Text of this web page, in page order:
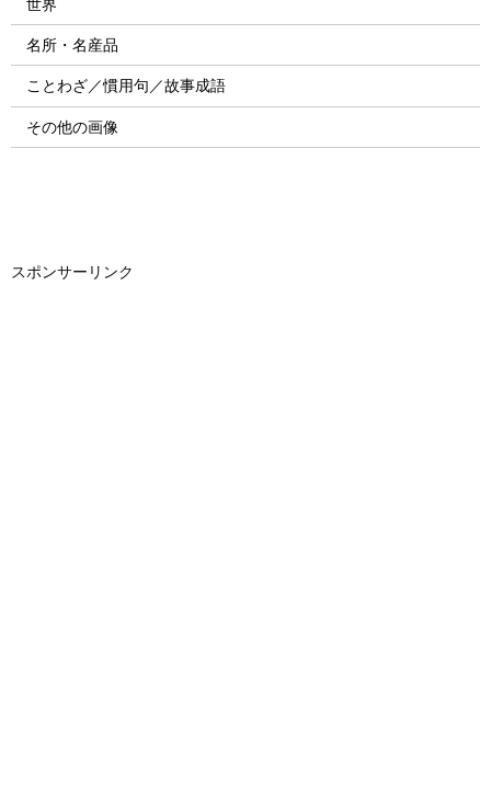
名所・名産品
ことわざ／慣用句／故事成語
その他の画像
スポンサーリンク